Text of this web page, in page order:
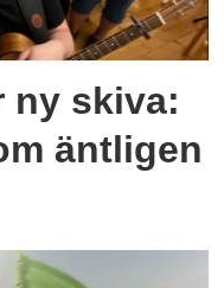
ny skiva:
äntligen